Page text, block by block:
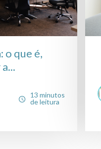
o que é,
13 minutos
de leitura